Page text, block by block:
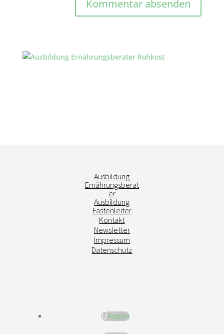
Ausbildung
Ernährungsberat
er
Ausbildung
Fastenleiter
Kontakt
Newsletter
Impressum
Datenschutz
Folgen